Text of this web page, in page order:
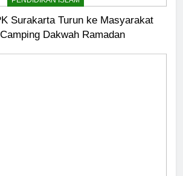
Surakarta Turun ke Masyarakat
Dakwah Ramadan